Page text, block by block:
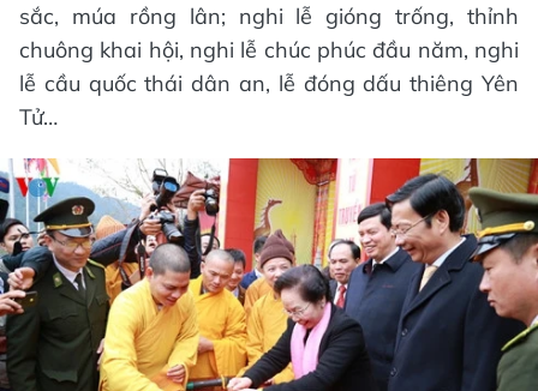
sắc, múa rồng lân; nghi lễ gióng trống, thỉnh
chuông khai hội, nghi lễ chúc phúc đầu năm, nghi
lễ cầu quốc thái dân an, lễ đóng dấu thiêng Yên
Tử…